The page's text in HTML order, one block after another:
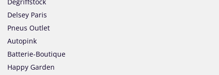
Delsey Paris
Pneus Outlet
Autopink
Batterie-Boutique
Happy Garden